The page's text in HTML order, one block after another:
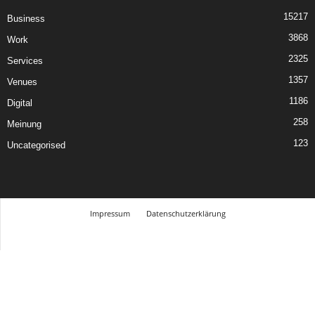
Business 15217
Work 3868
Services 2325
Venues 1357
Digital 1186
Meinung 258
Uncategorised 123
Impressum
Datenschutzerklärung